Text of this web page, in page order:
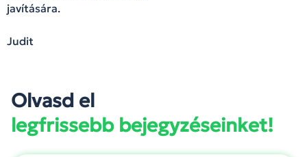
javítására.
Judit
Olvasd el
legfrissebb bejegyzéseinket!